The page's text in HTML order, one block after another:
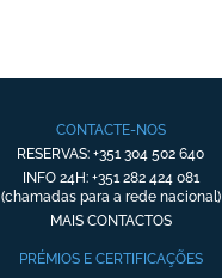
CONTACTE-NOS
RESERVAS: +351 304 502 640
INFO 24H: +351 282 424 081
(chamadas para a rede nacional)
MAIS CONTACTOS
PRÉMIOS E CERTIFICAÇÕES